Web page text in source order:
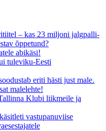
– kas 23 miljoni jalgpalli-
õppetund?
abikäsi!
tuleviku-Eesti
eriti hästi just male.
malelehte!
Klubi liikmeile ja
vastupanuviise